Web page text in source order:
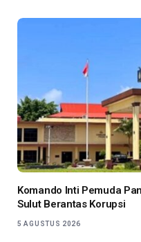
Komando Inti Pemuda
Sulut Berantas Korupsi
5 AGUSTUS 2026